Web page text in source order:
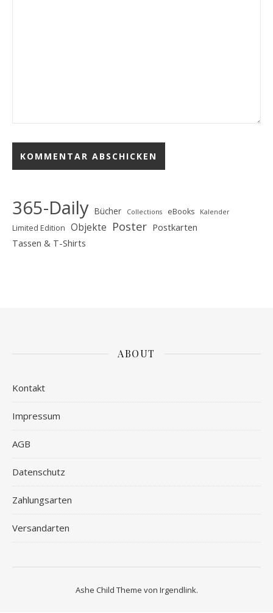
365-Daily Bücher Collections eBooks Kalender
Limited Edition Objekte Poster Postkarten
Tassen & T-Shirts
ABOUT
Kontakt
Impressum
AGB
Datenschutz
Zahlungsarten
Versandarten
Ashe Child Theme von Irgendlink.